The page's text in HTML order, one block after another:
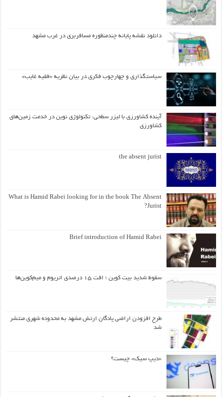
دانلود نقشه پایانه چندمنظوره مسافربری در غرب مشهد
سیاستگذاری و چهارچوب فکری در بیان نظریه «فقیه غایب»
آینده کشاورزی با لیزر سطحی: تکنولوژی نوین در خدمت زمین‌های
کشاورزی
the absent jurist
What is Hamid Rabei looking for in the book The Absent
Jurist?
Brief introduction of Hamid Rabei
سقوط شدید بیت کوین ؛ افت ۱۵ درصدی اتریوم و میم‌کوین‌ها
طرح افزودن اراضی پادگان ارتش مشهد به محدوده شهری منتشر
شد
«دیپ سیک» چیست؟